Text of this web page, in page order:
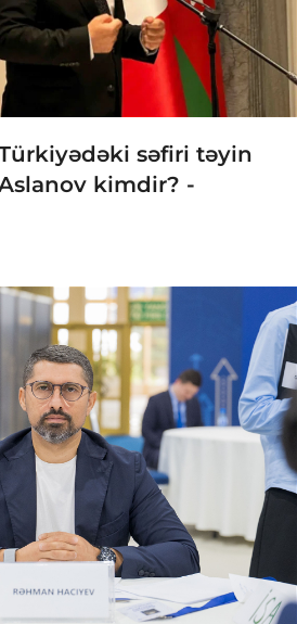
səfiri təyin
kimdir? -